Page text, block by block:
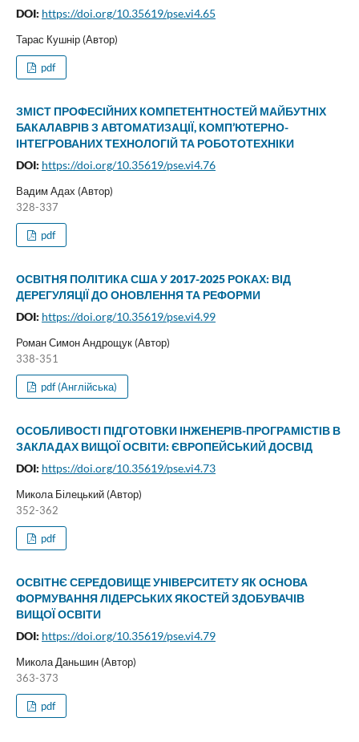
DOI: https://doi.org/10.35619/pse.vi4.65
Тарас Кушнір (Автор)
pdf
ЗМІСТ ПРОФЕСІЙНИХ КОМПЕТЕНТНОСТЕЙ МАЙБУТНІХ
БАКАЛАВРІВ З АВТОМАТИЗАЦІЇ, КОМП’ЮТЕРНО-
ІНТЕГРОВАНИХ ТЕХНОЛОГІЙ ТА РОБОТОТЕХНІКИ
DOI: https://doi.org/10.35619/pse.vi4.76
Вадим Адах (Автор)
328-337
pdf
ОСВІТНЯ ПОЛІТИКА США У 2017-2025 РОКАХ: ВІД
ДЕРЕГУЛЯЦІЇ ДО ОНОВЛЕННЯ ТА РЕФОРМИ
DOI: https://doi.org/10.35619/pse.vi4.99
Роман Симон Андрощук (Автор)
338-351
pdf (Англійська)
ОСОБЛИВОСТІ ПІДГОТОВКИ ІНЖЕНЕРІВ-ПРОГРАМІСТІВ В
ЗАКЛАДАХ ВИЩОЇ ОСВІТИ: ЄВРОПЕЙСЬКИЙ ДОСВІД
DOI: https://doi.org/10.35619/pse.vi4.73
Микола Білецький (Автор)
352-362
pdf
ОСВІТНЄ СЕРЕДОВИЩЕ УНІВЕРСИТЕТУ ЯК ОСНОВА
ФОРМУВАННЯ ЛІДЕРСЬКИХ ЯКОСТЕЙ ЗДОБУВАЧІВ
ВИЩОЇ ОСВІТИ
DOI: https://doi.org/10.35619/pse.vi4.79
Микола Даньшин (Автор)
363-373
pdf